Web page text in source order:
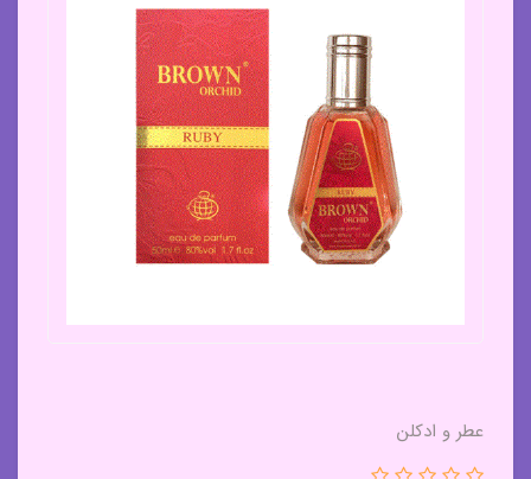
عطر و ادکلن